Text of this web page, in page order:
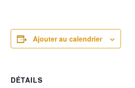
Ajouter au calendrier
DÉTAILS